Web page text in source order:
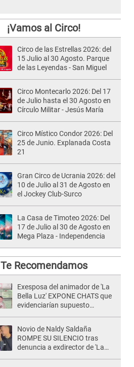
¡Vamos al Circo!
Circo de las Estrellas 2026: del
15 Julio al 30 Agosto. Parque
de las Leyendas - San Miguel
Circo Montecarlo 2026: Del 17
de Julio hasta el 30 Agosto en
Círculo Militar - Jesús María
Circo Místico Condor 2026: Del
25 de Junio. Explanada Costa
21
Gran Circo de Ucrania 2026: del
10 de Julio al 31 de Agosto en
el Jockey Club-Surco
La Casa de Timoteo 2026: Del
17 de Julio al 30 de Agosto en
Mega Plaza - Independencia
Te Recomendamos
Exesposa del animador de 'La
Bella Luz' EXPONE CHATS que
evidenciarían supuesto
Novio de Naldy Saldaña
ROMPE SU SILENCIO tras
denuncia a exdirector de 'La